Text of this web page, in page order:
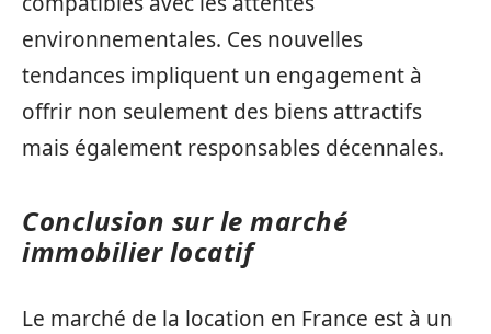
environnementales. Ces nouvelles
tendances impliquent un engagement à
offrir non seulement des biens attractifs
mais également responsables décennales.
Conclusion sur le marché
immobilier locatif
Le marché de la location en France est à un